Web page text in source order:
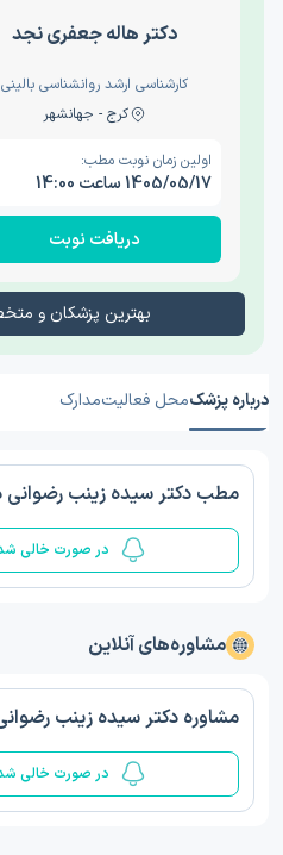
دکتر هاله جعفری نجد
کارشناسی ارشد روانشناسی بالینی
کرج - جهانشهر
اولین زمان نوبت مطب:
1405/05/17 ساعت 14:00
دریافت نوبت
بهترین پزشکان و
درباره پزشکمحل فعالیتمدارک
مطب دکتر سیده زینب رضوانی
در صورت خالی
مشاوره‌های آنلاین
مشاوره دکتر سیده زینب
در صورت خالی